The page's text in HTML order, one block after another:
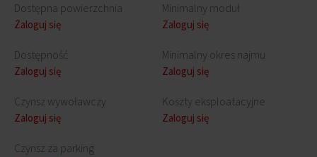
Dostępna powierzchnia
Zaloguj się
Dostępność
Zaloguj się
Czynsz wywoławczy
Zaloguj się
Czynsz za parking
Minimalny moduł
Zaloguj się
Minimalny okres najmu
Zaloguj się
Koszty eksploatacyjne
Zaloguj się